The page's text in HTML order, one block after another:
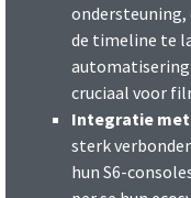
ondersteuning,
de timeline te
automatisering
cruciaal voor
Integratie met
sterk
hun S6-